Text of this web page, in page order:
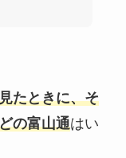
たときに、そ
の富山通はい